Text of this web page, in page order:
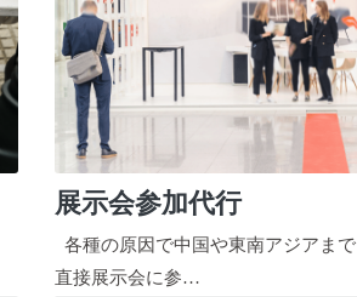
展示会参加代行
各種の原因で中国や東南アジアまで
直接展示会に参…